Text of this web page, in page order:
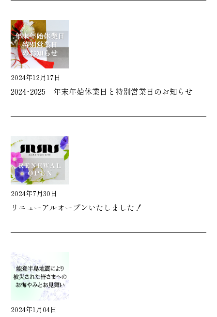
2024年12月17日
2024･2025 年末年始休業日と特別営業日のお知らせ
2024年7月30日
リニューアルオープンいたしました！
2024年1月04日